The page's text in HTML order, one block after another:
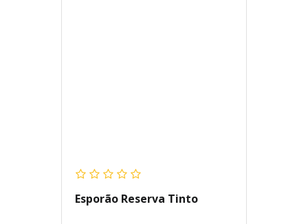
Esporão Reserva Tinto